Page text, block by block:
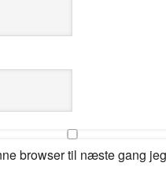
browser til næste gang